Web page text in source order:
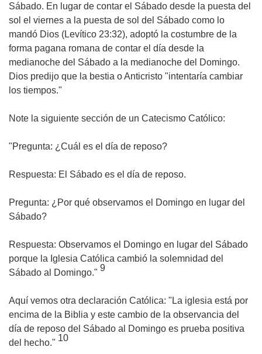
Sábado. En lugar de contar el Sábado desde la puesta del
sol el viernes a la puesta de sol del Sábado como lo
mandó Dios (Levítico 23:32), adoptó la costumbre de la
forma pagana romana de contar el día desde la
medianoche del Sábado a la medianoche del Domingo.
Dios predijo que la bestia o Anticristo "intentaría cambiar
los tiempos."
Note la siguiente sección de un Catecismo Católico:
"Pregunta: ¿Cuál es el día de reposo?
Respuesta: El Sábado es el día de reposo.
Pregunta: ¿Por qué observamos el Domingo en lugar del
Sábado?
Respuesta: Observamos el Domingo en lugar del Sábado
porque la Iglesia Católica cambió la solemnidad del
Sábado al Domingo." 9
Aquí vemos otra declaración Católica: "La iglesia está por
encima de la Biblia y este cambio de la observancia del
día de reposo del Sábado al Domingo es prueba positiva
del hecho." 10